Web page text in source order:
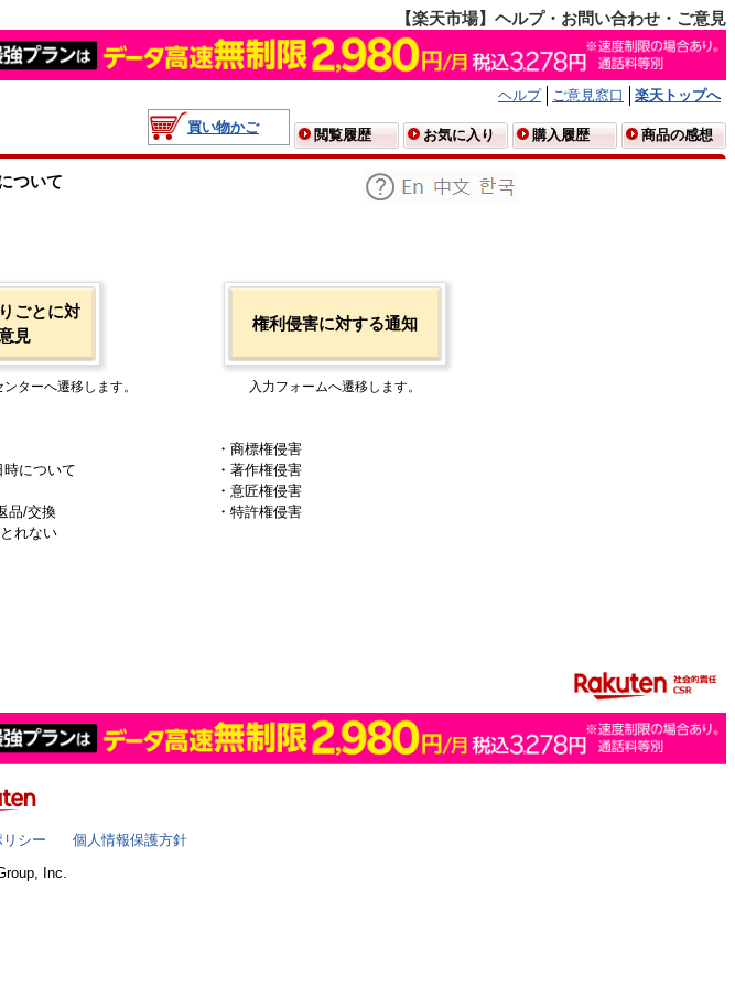
【楽天市場】ヘルプ・お問い合わせ・ご意見
ヘルプ ご意見窓口
楽天トップへ
買い物かご
閲覧履歴 お気に入り 購入履歴 商品の感想
ついて
ごとに対
見
ターへ遷移します。
時について
品/交換
れない
権利侵害に対する通知
入力フォームへ遷移します。
・商標権侵害
・著作権侵害
・意匠権侵害
・特許権侵害
シー
個人情報保護方針
Inc.